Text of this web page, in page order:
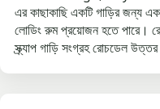
এর কাছাকাছি একটি গাড়ির জন্য
লোডিং রুম প্রয়োজন হতে পারে।
স্ক্র্যাপ গাড়ি সংগ্রহ রোচডেল